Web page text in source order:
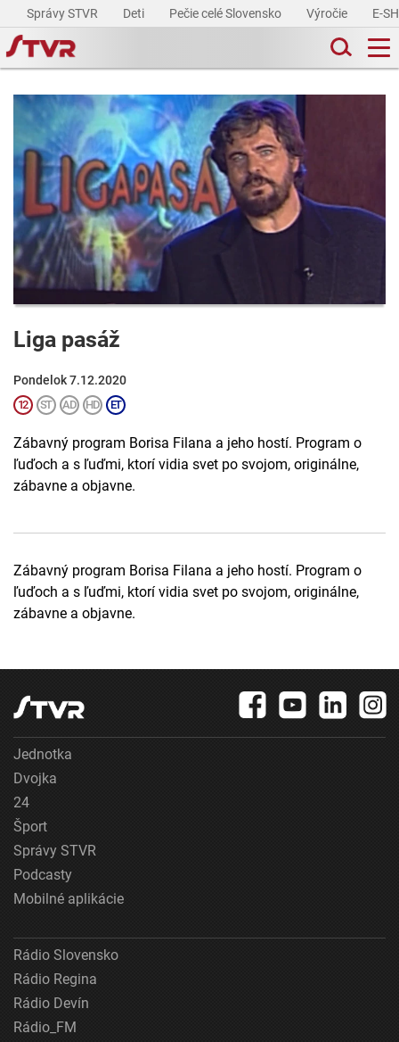
Správy STVR Deti Pečie celé Slovensko Výročie E-
Liga pasáž
Pondelok 7.12.2020
Zábavný program Borisa Filana a jeho hostí. Program o
ľuďoch a s ľuďmi, ktorí vidia svet po svojom, originálne,
zábavne a objavne.
Zábavný program Borisa Filana a jeho hostí. Program o
ľuďoch a s ľuďmi, ktorí vidia svet po svojom, originálne,
zábavne a objavne.
Jednotka
Dvojka
24
Šport
Správy STVR
Podcasty
Mobilné aplikácie
Rádio Slovensko
Rádio Regina
Rádio Devín
Rádio_FM